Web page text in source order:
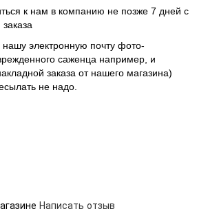
к нам в компанию не позже 7 дней с
электронную почту фото-
саженца например, и
заказа от нашего магазина)
не надо.
Написать отзыв